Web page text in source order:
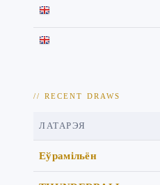
// RECENT DRAWS
ЛАТАРЭЯ
Еўрамільён